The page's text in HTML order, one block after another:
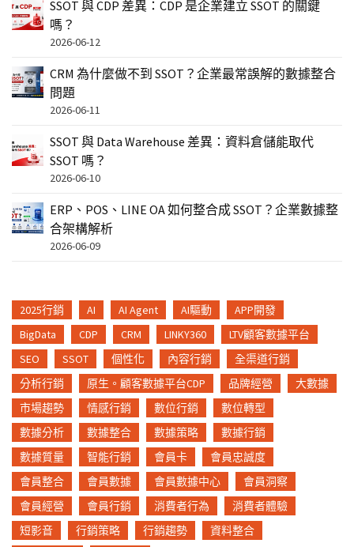
SSOT 與 CDP 差異：CDP 是企業建立 SSOT 的關鍵
嗎？
2026-06-12
CRM 為什麼做不到 SSOT？企業最常誤解的數據整合
問題
2026-06-11
SSOT 與 Data Warehouse 差異：資料倉儲能取代
SSOT 嗎？
2026-06-10
ERP、POS、LINE OA 如何整合成 SSOT？企業數據整
合架構解析
2026-06-09
2025行銷 AI AI Agent AI驅動
APP開發
BigData
CDP CRM LINKY360
LTV顧客數據平台
SEO
SSOT 個性化 內容行銷
全渠道行銷
分析行銷
原生。顧客數據平台CDP 品牌經營
大數據
市場趨勢
情感行銷 數位行銷
數位轉型
數據分析
數據整合 數據策略
數據行銷
數據質量
智能行銷 會員卡
會員忠誠度
會員整合
會員數據 會員數據中心
會員洞察
會員經營
會員行銷 消費者行為
消費者體驗
短影音
行銷策略 行銷趨勢
資料整合